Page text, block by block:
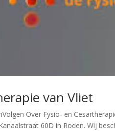
van Vliet
Over Fysio- en
60D in Roden. Wij